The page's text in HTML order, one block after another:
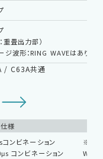
重畳出力部）
波形：RING WAVEはありませ
C63A共通
仕様
ンビネーション
コンビネーション